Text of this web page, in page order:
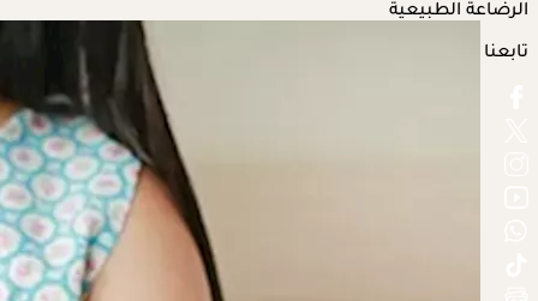
الرضاعة الطبيعية
تابعنا على